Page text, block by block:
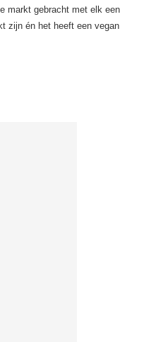
markt gebracht met elk een
zijn én het heeft een vegan